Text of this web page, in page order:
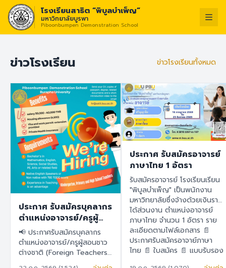
โรงเรียนสาธิต “พิบูลบำเพ็ญ”
มหาวิทยาลัยบูรพา
Piboonbumpen Demonstration School
ข่าวโรงเรียน ข่าวโรงเรียนทั้งหมด
ประกาศ รับสมัครบุคลากร
ตำแหน่งอาจารย์/ครูผู้
สอนชาวต่างชาติ
(Foreign Teachers)
📢 ประกาศรับสมัครบุคลากร
ตำแหน่งอาจารย์/ครูผู้สอนชาว
ต่างชาติ (Foreign Teachers)
โรงเรียนสาธิต "พิบูลบำเพ็ญ"
ประกาศ รับสมัครอาจารย์
ภาษาไทย 1 อัตรา
รับสมัครอาจารย์ โรงเรียนเรียน
"พิบูลบำเพ็ญ" เป็นพนักงาน
มหาวิทยาลัยซึ่งจ้างด้วยเงินราย
ได้ส่วนงาน ตำแหน่งอาจารย์
ภาษาไทย จำนวน 1 อัตรา ราย
ละเอียดตามไฟล์เอกสาร 📄
ประกาศรับสมัครอาจาย์ภาษา
ไทย 📄 ใบสมัคร 📄 แบบรับรอง